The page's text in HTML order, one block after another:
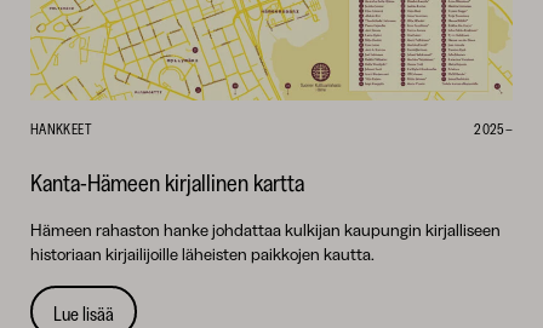
HANKKEET 2025–
Kanta-Hämeen kirjallinen kartta
Hämeen rahaston hanke johdattaa kulkijan kaupungin kirjalliseen
historiaan kirjailijoille läheisten paikkojen kautta.
Lue lisää